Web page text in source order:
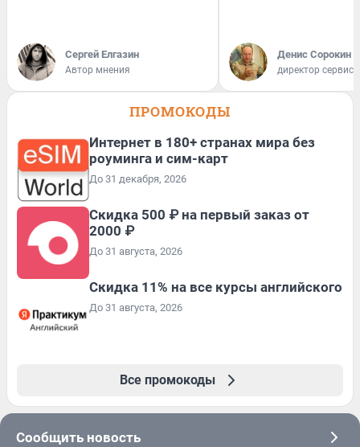
Сергей Елгазин
Автор мнения
Денис Сорокин
директор
ПРОМОКОДЫ
Интернет в 180+ странах мира без
роуминга и сим-карт
До 31 декабря, 2026
Скидка 500 ₽ на первый заказ от
2000 ₽
До 31 августа, 2026
Скидка 11% на все курсы английского
До 31 августа, 2026
Все промокоды
Сообщить новость